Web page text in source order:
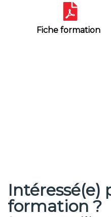
Fiche formation
Intéressé(e)
formation ?